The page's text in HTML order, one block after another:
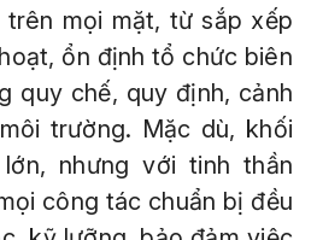
trên mọi mặt, từ sắp xếp
ổn định tổ chức biên
quy chế, quy định, cảnh
trường. Mặc dù, khối
nhưng với tinh thần
công tác chuẩn bị đều